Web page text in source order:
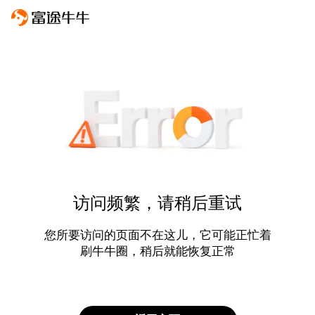
访问频繁，请稍后重试
您所要访问的页面不在这儿，它可能正忙着
刷牛牛圈，稍后就能恢复正常